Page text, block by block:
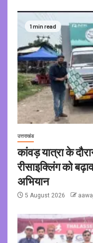
1 min read
उत्तराखंड
कांवड़ यात्रा के
रीसाइक्लिंग को
अभियान
5 August 2026